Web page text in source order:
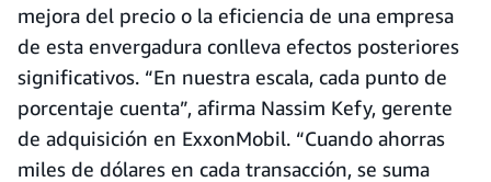
mejora del precio o la eficiencia de una empresa
de esta envergadura conlleva efectos posteriores
significativos. “En nuestra escala, cada punto de
porcentaje cuenta”, afirma Nassim Kefy, gerente
de adquisición en ExxonMobil. “Cuando ahorras
miles de dólares en cada transacción, se suma